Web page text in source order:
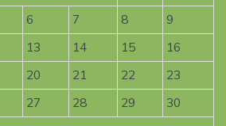
6 7 8
9
13 14 15
16
20 21 22
23
27 28 29
30